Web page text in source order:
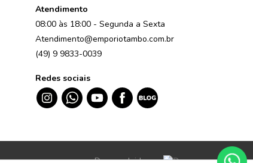
Atendimento
08:00 às 18:00 - Segunda a Sexta
Atendimento@emporiotambo.com.br
(49) 9 9833-0039
Redes sociais
Desenvolvido por